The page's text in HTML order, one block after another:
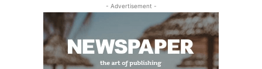
- Advertisement -